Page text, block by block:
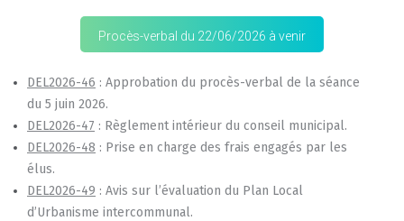
Procès-verbal du 22/06/2026 à venir
DEL2026-46 : Approbation du procès-verbal de la séance
du 5 juin 2026.
DEL2026-47 : Règlement intérieur du conseil municipal.
DEL2026-48 : Prise en charge des frais engagés par les
élus.
DEL2026-49 : Avis sur l’évaluation du Plan Local
d’Urbanisme intercommunal.